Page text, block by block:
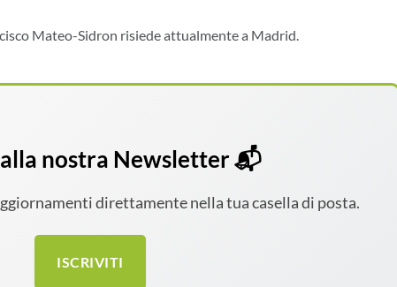
Mateo-Sidron risiede attualmente a Madrid.
nostra Newsletter 📬
direttamente nella tua casella di posta.
ISCRIVITI